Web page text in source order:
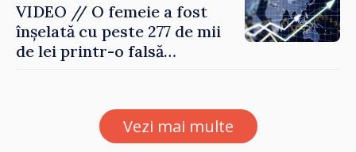
VIDEO // O femeie a fost
înșelată cu peste 277 de mii
de lei printr-o falsă
Vezi mai multe